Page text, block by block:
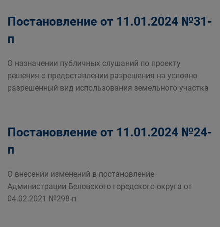
Постановление от 11.01.2024 №31-
п
О назначении публичных слушаний по проекту
решения о предоставлении разрешения на условно
разрешенный вид использования земельного участка
Постановление от 11.01.2024 №24-
п
О внесении изменений в постановление
Администрации Беловского городского округа от
04.02.2021 №298-п